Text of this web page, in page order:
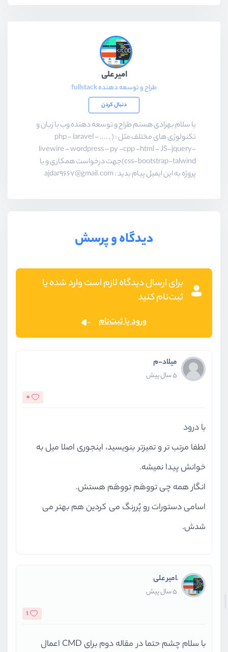
امیر علی
طراح و توسعه دهنده fullstack
دنبال کردن
با سلام بهزادی هستم طراح و توسعه دهنده وب با زبان و
تکنولوژی های مختلف مثل : ( , .... php - laravel -
livewire - wordpress - py -cpp -html - JS-jquery-
css-bootstrap-talwind)جهت درخواست همکاری و یا
پروژه به این ایمیل پیام بدید : ajdar9667@gmail.com
دیدگاه و پرسش
برای ارسال دیدگاه لازم است وارد شده یا
ثبت‌نام کنید
ورود یا ثبت‌نام
میلاد-م
5 سال پیش
0
با درود
لطفا مرتب تر و تمیزتر بنویسید، اینجوری اصلا میل به
خوانش پیدا نمیشه.
انگار همه چی تووهَم تووهَم هستش.
اسامی دستورات رو پُررنگ می کردین هم بهتر می
شدش.
َامیر علی
5 سال پیش
1
با سلام چشم حتما در مقاله دوم برای CMD اعمال